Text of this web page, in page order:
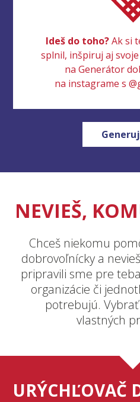
Ideš do toho?Ak si
splnil, inšpiruj aj
na Generátor
na instagrame s
NEVIEŠ,
Chceš niekomu
dobrovoľnícky a
pripravili sme pre
organizácie či
potrebujú.
vlastných
URÝCHĽOVAČ